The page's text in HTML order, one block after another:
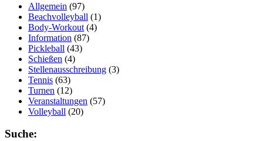
Allgemein (97)
Beachvolleyball (1)
Body-Workout (4)
Information (87)
Pickleball (43)
Schießen (4)
Stellenausschreibung (3)
Tennis (63)
Turnen (12)
Veranstaltungen (57)
Volleyball (20)
Suche: